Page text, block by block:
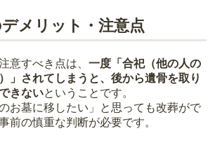
メリット・注意点
意すべき点は、 一度「合祀（他の人の
」されてしまうと、後から遺骨を取り
きないということです。
お墓に移したい」と思っても改葬がで
前の慎重な判断が必要です。